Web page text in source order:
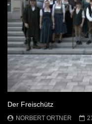
Der Freischütz
NORBERT ORTNER